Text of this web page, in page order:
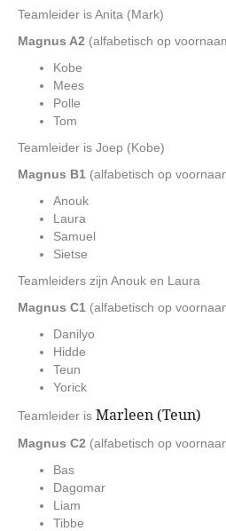
Teamleider is Anita (Mark)
Magnus A2 (alfabetisch op
Kobe
Mees
Polle
Tom
Teamleider is Joep (Kobe)
Magnus B1 (alfabetisch op
Anouk
Laura
Samuel
Sietse
Teamleiders zijn Anouk en Laura
Magnus C1 (alfabetisch op
Danilyo
Hidde
Teun
Yorick
Teamleider is Marleen (Teun)
Magnus C2 (alfabetisch op
Bas
Dagomar
Liam
Tibbe